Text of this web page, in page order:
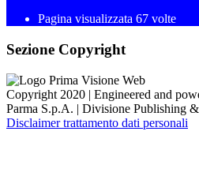
Pagina visualizzata 67 volte
Sezione Copyright
Copyright 2020 | Engineered and
Parma S.p.A. | Divisione Publishing
Disclaimer trattamento dati personali